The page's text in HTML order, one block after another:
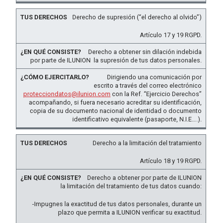
Derecho de supresión (“el derecho al olvido”)
Artículo 17 y 19 RGPD.
Derecho a obtener sin dilación indebida
por parte de ILUNION la supresión de tus datos personales.
Dirigiendo una comunicación por
escrito a través del correo electrónico
protecciondatos@ilunion.com con la Ref. “Ejercicio Derechos”
acompañando, si fuera necesario acreditar su identificación,
copia de su documento nacional de identidad o documento
identificativo equivalente (pasaporte, N.I.E….).
Derecho a la limitación del tratamiento
Artículo 18 y 19 RGPD.
Derecho a obtener por parte de ILUNION
la limitación del tratamiento de tus datos cuando:
-Impugnes la exactitud de tus datos personales, durante un
plazo que permita a ILUNION verificar su exactitud.